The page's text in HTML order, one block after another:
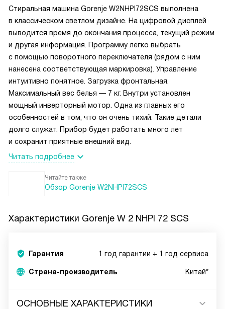
Стиральная машина Gorenje W2NHPI72SCS выполнена
в классическом светлом дизайне. На цифровой дисплей
выводится время до окончания процесса, текущий режим
и другая информация. Программу легко выбрать
с помощью поворотного переключателя (рядом с ним
нанесена соответствующая маркировка). Управление
интуитивно понятное. Загрузка фронтальная.
Максимальный вес белья — 7 кг. Внутри установлен
мощный инверторный мотор. Одна из главных его
особенностей в том, что он очень тихий. Такие детали
долго служат. Прибор будет работать много лет
и сохранит приятные внешний вид.
Читать подробнее
Читайте также
Обзор Gorenje W2NHPI72SCS
Характеристики Gorenje W 2 NHPI 72 SCS
Гарантия 1 год гарантии + 1 год сервиса
Страна-производитель Китай*
ОСНОВНЫЕ ХАРАКТЕРИСТИКИ